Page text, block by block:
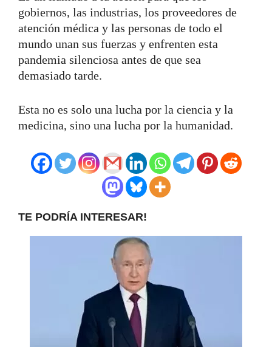
gobiernos, las industrias, los proveedores de
atención médica y las personas de todo el
mundo unan sus fuerzas y enfrenten esta
pandemia silenciosa antes de que sea
demasiado tarde.
Esta no es solo una lucha por la ciencia y la
medicina, sino una lucha por la humanidad.
TE PODRÍA INTERESAR!